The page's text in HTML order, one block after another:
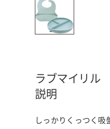
ラブマイリル
説明
しっかりくっつく吸